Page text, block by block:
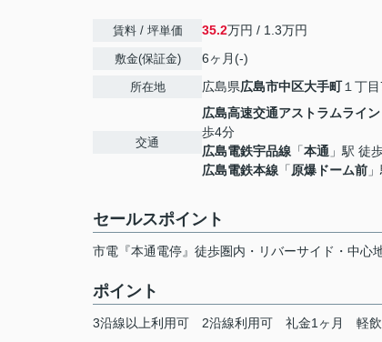
賃料 / 坪単価 35.2万円 / 1.3万円
敷金(保証金) 6ヶ月(-)
所在地 広島県広島市中区大手町１丁
交通
広島高速交通アストラムライン
歩4分
広島電鉄宇品線 「本通 」駅 徒
広島電鉄本線 「原爆ドーム前
セールスポイント
市電『本通電停』徒歩圏内・リバーサイド・中心
ポイント
3沿線以上利用可 2沿線利用可 礼金1ヶ月 軽